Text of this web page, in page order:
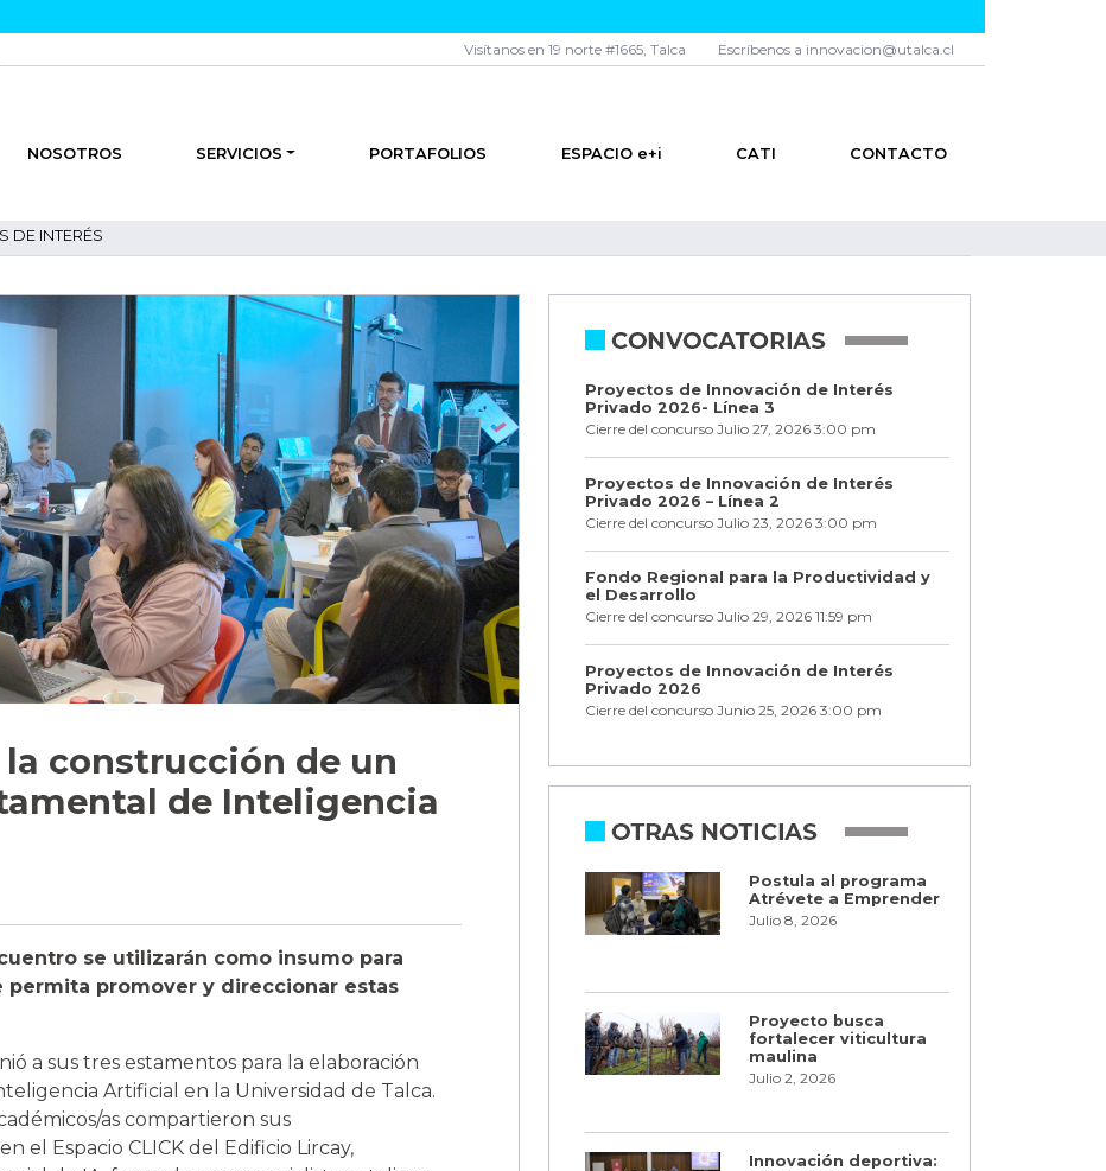
Visítanos en 19 norte #1665, Talca Escríbenos a innovacion@utalca.cl
NOSOTROS SERVICIOS PORTAFOLIOS ESPACIO e+i CATI CONTACTO
DE INTERÉS
la construcción de un
de Inteligencia
se utilizarán como insumo para
promover y direccionar estas
a sus tres estamentos para la elaboración
Artificial en la Universidad de Talca.
as compartieron sus
el Espacio CLICK del Edificio Lircay,
Proyectos de Innovación de Interés
Privado 2026- Línea 3
Cierre del concurso Julio 27, 2026 3:00 pm
Proyectos de Innovación de Interés
Privado 2026 – Línea 2
Cierre del concurso Julio 23, 2026 3:00 pm
Fondo Regional para la Productividad y
el Desarrollo
Cierre del concurso Julio 29, 2026 11:59 pm
Proyectos de Innovación de Interés
Privado 2026
Cierre del concurso Junio 25, 2026 3:00 pm
Postula al programa
Atrévete a Emprender
Julio 8, 2026
Proyecto busca
fortalecer viticultura
maulina
Julio 2, 2026
Innovación deportiva: